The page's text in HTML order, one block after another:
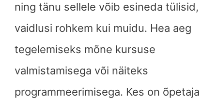
ning tänu sellele võib esineda tülisid,
vaidlusi rohkem kui muidu. Hea aeg
tegelemiseks mõne kursuse
valmistamisega või näiteks
programmeerimisega. Kes on õpetaja